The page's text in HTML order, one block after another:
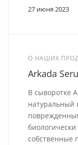
27 июня 2023
О НАШИХ
Arkada
В сыворотке
натуральный
собственные